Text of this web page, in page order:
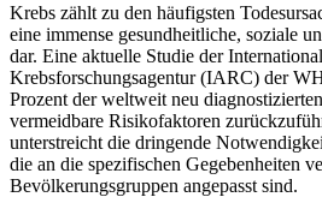
Krebs zählt zu den häufigsten
eine immense gesundheitliche, soziale
dar. Eine aktuelle Studie der
Krebsforschungsagentur (IARC) der
Prozent der weltweit neu
vermeidbare Risikofaktoren
unterstreicht die dringende
die an die spezifischen Gegebenheiten
Bevölkerungsgruppen angepasst sind.